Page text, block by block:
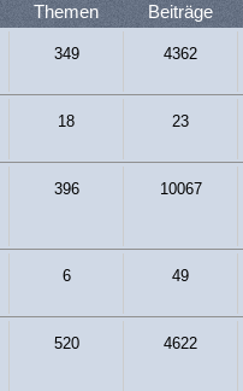
Themen Beiträge
349 4362
18 23
396 10067
6 49
520 4622